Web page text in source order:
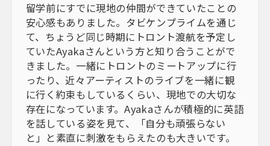
留学前にすでに現地の仲間ができていたことの
安心感もありました。タビケンプライムを通じ
て、ちょうど同じ時期にトロント渡航を予定し
ていたAyakaさんという方と知り合うことがで
きました。一緒にトロントのミートアップに行
ったり、近々アーティストのライブを一緒に観
に行く約束もしているくらい、現地での大切な
存在になっています。Ayakaさんが積極的に英語
を話している姿を見て、「自分も頑張らない
と」と素直に刺激をもらえたのも大きいです。